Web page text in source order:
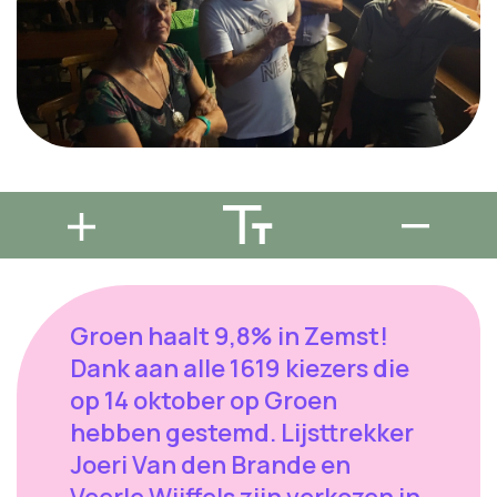
Groen haalt 9,8% in Zemst!
Dank aan alle 1619 kiezers die
op 14 oktober op Groen
hebben gestemd. Lijsttrekker
Joeri Van den Brande en